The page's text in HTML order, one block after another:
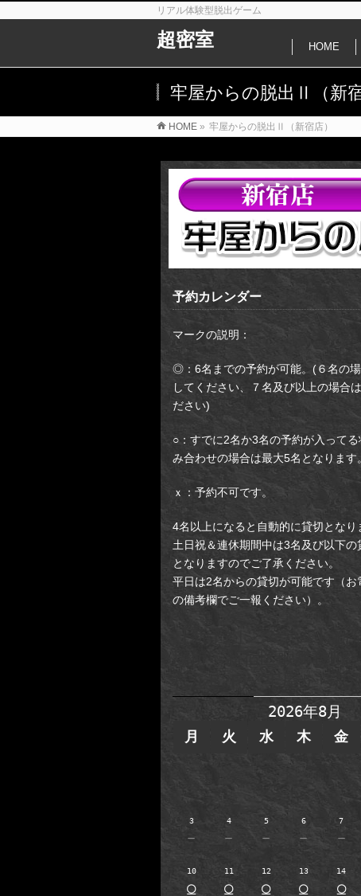
リアル体験型脱出ゲーム
超密室 HOME
牢屋からの脱出Ⅱ（新宿
HOME » 牢屋からの脱出Ⅱ（新宿店）
予約カレンダー
マークの説明：
◎：6名までの予約が可能。(６名の
してください、７名及び以上の場合
ださい)
○：すでに2名か3名の予約が入って
み合わせの場合は最大5名となります
ｘ：予約不可です。
4名以上になると自動的に貸切となり
土日祝＆連休期間中は3名及び以下の
となりますのでご了承ください。
平日は2名からの貸切が可能です（お
の備考欄でご一報ください）。
【新予約システム】新
2026年8月
月 火 水 木 金
3
－
4
－
5
－
6
－
7
－
10
○
11
○
12
○
13
○
14
○